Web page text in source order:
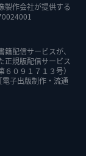
製作会社が提供する
配信サービスが、
正規版配信サービス
０９１７１３号）
子出版制作・流通